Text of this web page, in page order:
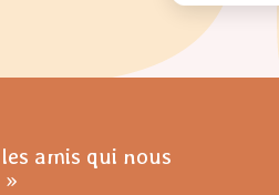
amis qui nous
»